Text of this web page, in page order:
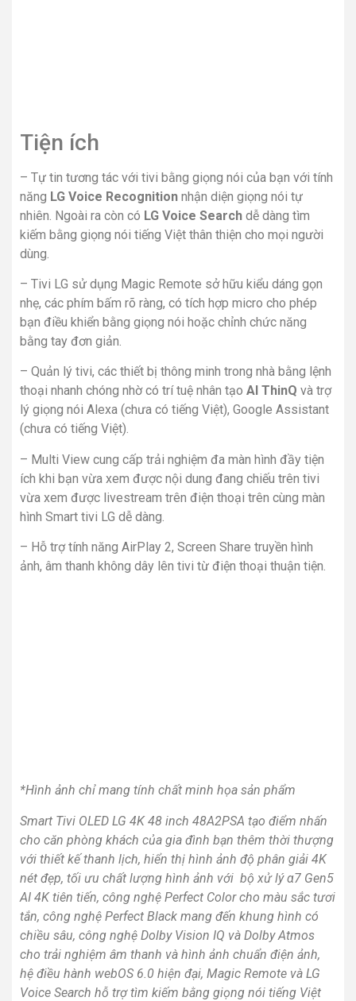
Tiện ích
– Tự tin tương tác với tivi bằng giọng nói của bạn với tính
năng LG Voice Recognition nhận diện giọng nói tự
nhiên. Ngoài ra còn có LG Voice Search dễ dàng tìm
kiếm bằng giọng nói tiếng Việt thân thiện cho mọi người
dùng.
– Tivi LG sử dụng Magic Remote sở hữu kiểu dáng gọn
nhẹ, các phím bấm rõ ràng, có tích hợp micro cho phép
bạn điều khiển bằng giọng nói hoặc chỉnh chức năng
bằng tay đơn giản.
– Quản lý tivi, các thiết bị thông minh trong nhà bằng lệnh
thoại nhanh chóng nhờ có trí tuệ nhân tạo AI ThinQ và trợ
lý giọng nói Alexa (chưa có tiếng Việt), Google Assistant
(chưa có tiếng Việt).
– Multi View cung cấp trải nghiệm đa màn hình đầy tiện
ích khi bạn vừa xem được nội dung đang chiếu trên tivi
vừa xem được livestream trên điện thoại trên cùng màn
hình Smart tivi LG dễ dàng.
– Hỗ trợ tính năng AirPlay 2, Screen Share truyền hình
ảnh, âm thanh không dây lên tivi từ điện thoại thuận tiện.
*Hình ảnh chỉ mang tính chất minh họa sản phẩm
Smart Tivi OLED LG 4K 48 inch 48A2PSA tạo điểm nhấn
cho căn phòng khách của gia đình bạn thêm thời thượng
với thiết kế thanh lịch, hiển thị hình ảnh độ phân giải 4K
nét đẹp, tối ưu chất lượng hình ảnh với bộ xử lý α7 Gen5
AI 4K tiên tiến, công nghệ Perfect Color cho màu sắc tươi
tắn, công nghệ Perfect Black mang đến khung hình có
chiều sâu, công nghệ Dolby Vision IQ và Dolby Atmos
cho trải nghiệm âm thanh và hình ảnh chuẩn điện ảnh,
hệ điều hành webOS 6.0 hiện đại, Magic Remote và LG
Voice Search hỗ trợ tìm kiếm bằng giọng nói tiếng Việt